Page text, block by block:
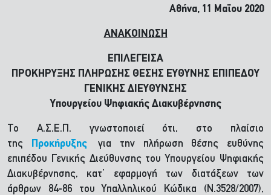
Αθήνα, 11 Μαϊου 2020
ΑΝΑΚΟΙΝΩΣΗ
ΕΠΙΛΕΓΕΙΣΑ
ΠΡΟΚΗΡΥΞΗΣ ΠΛΗΡΩΣΗΣ ΘΕΣΗΣ ΕΥΘΥΝΗΣ ΕΠΙΠΕΔΟΥ
ΓΕΝΙΚΗΣ ΔΙΕΥΘΥΝΣΗΣ
Υπουργείου Ψηφιακής Διακυβέρνησης
Το Α.Σ.Ε.Π. γνωστοποιεί ότι, στο πλαίσιο
της
Προκήρυξηςγια την πλήρωση θέσης ευθύνης
επιπέδου Γενικής Διεύθυνσης του Υπουργείου Ψηφιακής
Διακυβέρνησης, κατ’ εφαρμογή των διατάξεων των
άρθρων 84-86 του Υπαλληλικού Κώδικα (Ν.3528/2007),